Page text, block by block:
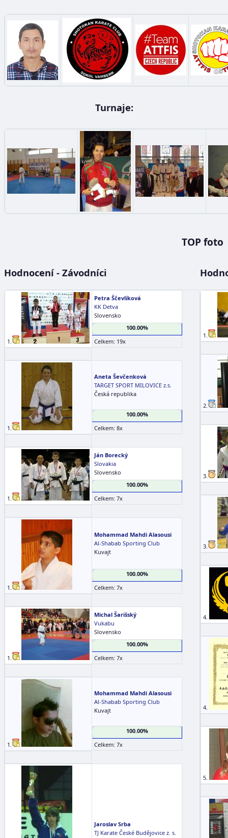
Turnaje:
TOP foto
Hodnocení - Závodníci
1.
Petra Ščevlíková
KK Detva
Slovensko
100.00%
Celkem: 19x
1.
Aneta Ševčenková
TARGET SPORT MILOVICE z.s.
Česká republika
100.00%
Celkem: 8x
1.
Ján Borecký
Slovakia
Slovensko
100.00%
Celkem: 7x
1.
Mohammad Mahdi Alasousi
Al-Shabab Sporting Club
Kuvajt
100.00%
Celkem: 7x
1.
Michal Šarišský
Vukabu
Slovensko
100.00%
Celkem: 7x
1.
Mohammad Mahdi Alasousi
Al-Shabab Sporting Club
Kuvajt
100.00%
Celkem: 7x
Jaroslav Srba
TJ Karate České Budějovice z. s.
1.
2.
3.
3.
4.
4.
5.